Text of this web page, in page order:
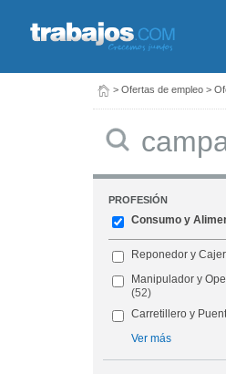
> Ofertas de empleo >
PROFESIÓN
Consumo y
Reponedor y
Manipulador y
(52)
Carretillero y
Ver más